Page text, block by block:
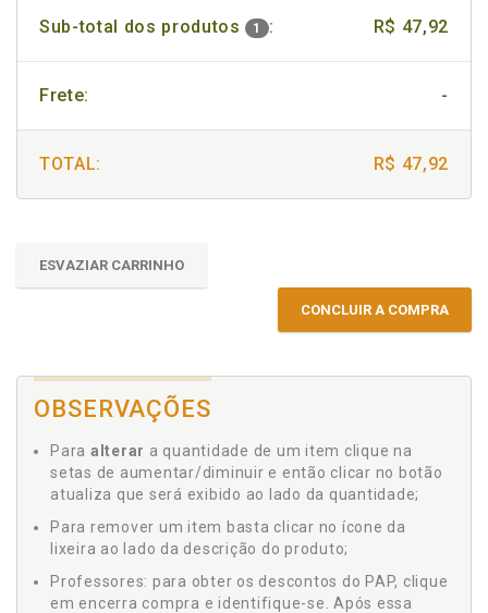
Sub-total dos produtos 1 : R$ 47,92
Frete: -
TOTAL: R$ 47,92
ESVAZIAR CARRINHO
CONCLUIR A COMPRA
OBSERVAÇÕES
Para alterar a quantidade de um item clique na
setas de aumentar/diminuir e então clicar no botão
atualiza que será exibido ao lado da quantidade;
Para remover um item basta clicar no ícone da
lixeira ao lado da descrição do produto;
Professores: para obter os descontos do PAP, clique
em encerra compra e identifique-se. Após essa